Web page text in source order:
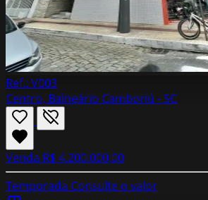
Ref.: V003
Centro, Balneário Camboriú - SC
Venda R$ 4.200.000,00
Temporada Consulte o valor